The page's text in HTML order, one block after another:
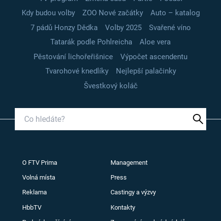
Kdy budou volby
ZOO Nové začátky
Auto – katalog
7 pádů Honzy Dědka
Volby 2025
Svařené víno
Tatarák podle Pohlreicha
Aloe vera
Pěstování lichořeřišnice
Výpočet ascendentu
Tvarohové knedlíky
Nejlepší palačinky
Švestkový koláč
O FTV Prima Management
Volná místa Press
Reklama Castingy a výzvy
HbbTV Kontakty